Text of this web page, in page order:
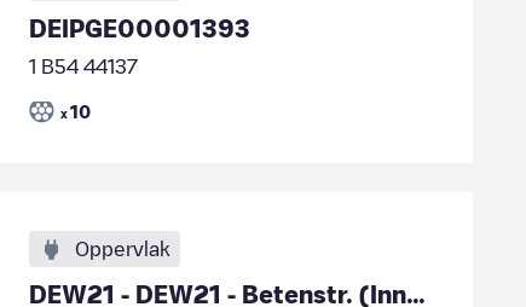
DEIPGE00001393
1 B54 44137
x 10
Oppervlak
DEW21 - DEW21 - Betenstr. (Innenstadt-Parkplatz)